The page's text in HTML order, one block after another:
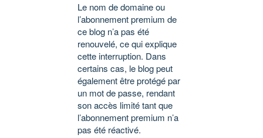
Le nom de domaine ou
l’abonnement premium de
ce blog n’a pas été
renouvelé, ce qui explique
cette interruption. Dans
certains cas, le blog peut
également être protégé par
un mot de passe, rendant
son accès limité tant que
l’abonnement premium n’a
pas été réactivé.